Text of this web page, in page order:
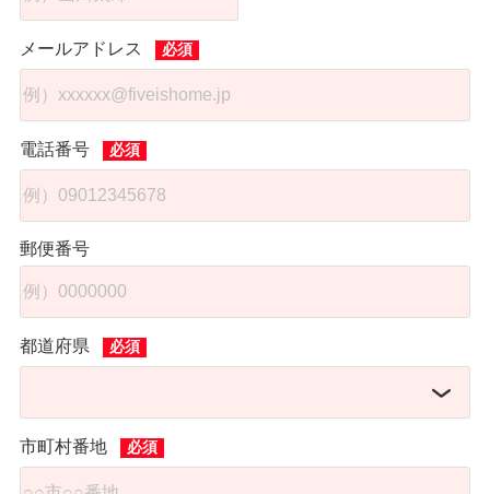
メールアドレス
電話番号
郵便番号
都道府県
市町村番地